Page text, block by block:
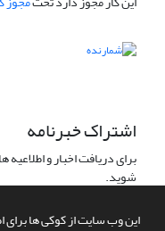
این وب سایت از کوکی ها برای
اشتراک خبرنامه
برای دریافت اخبار و
شوید.